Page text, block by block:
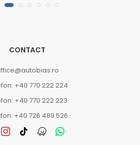
CONTACT
+40 770 222 224
+40 770 222 223
+40 726 489 526